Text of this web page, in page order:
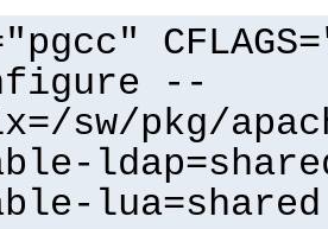
--
sw/pkg/
lua=shared